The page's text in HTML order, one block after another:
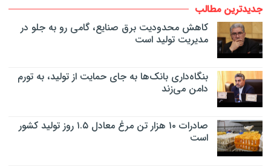
جدیدترین مطالب
کاهش محدودیت برق صنایع، گامی رو به جلو در
مدیریت تولید است
بنگاه‌داری بانک‌ها به جای حمایت از تولید، به تورم
دامن می‌زند
صادرات ۱۰ هزار تن مرغ معادل ۱.۵ روز تولید کشور
است